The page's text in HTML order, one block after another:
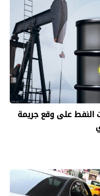
النفط على وقع جريمة